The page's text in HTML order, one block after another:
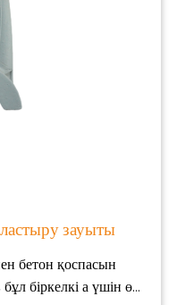
зауыты
бетон қоспасын
біркелкі а үшін өте